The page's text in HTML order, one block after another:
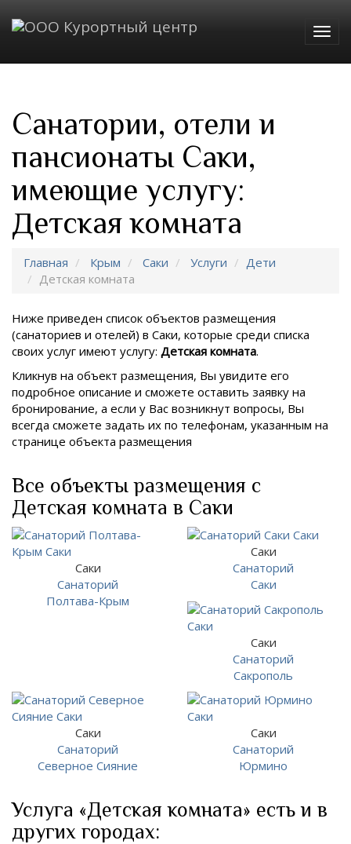
Санатории, отели и
пансионаты Саки,
имеющие услугу:
Детская комната
Главная Крым Саки Услуги
Дети
Детская комната
Ниже приведен список объектов размещения
(санаториев и отелей) в Саки, которые среди списка
своих услуг имеют услугу: Детская комната.
Кликнув на объект размещения, Вы увидите его
подробное описание и сможете оставить заявку на
бронирование, а если у Вас возникнут вопросы, Вы
всегда сможете задать их по телефонам, указанным на
странице объекта размещения
Все объекты размещения с
Детская комната в Саки
Саки
Санаторий
Полтава-Крым
Саки
Санаторий
Саки
Саки
Санаторий
Сакрополь
Саки
Санаторий
Северное Сияние
Саки
Санаторий
Юрмино
Услуга «Детская комната» есть и в
других городах: